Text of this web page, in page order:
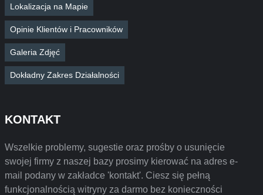
Lokalizacja na Mapie
Opinie Klientów i Pracowników
Galeria Zdjęć
Dokładny Zakres Działalności
KONTAKT
Wszelkie problemy, sugestie oraz prośby o usunięcie
swojej firmy z naszej bazy prosimy kierować na adres e-
mail podany w zakładce 'kontakt'. Ciesz się pełną
funkcjonalnością witryny za darmo bez konieczności